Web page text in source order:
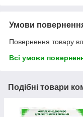
Умови
Повернення товару
Всі умови
Подібні товари